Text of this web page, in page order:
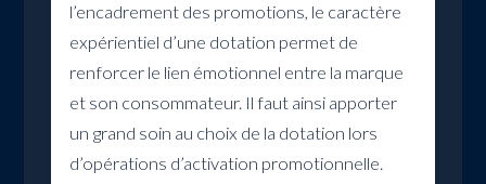
l’encadrement des promotions, le caractère
expérientiel d’une dotation permet de
renforcer le lien émotionnel entre la marque
et son consommateur. Il faut ainsi apporter
un grand soin au choix de la dotation lors
d’opérations d’activation promotionnelle.